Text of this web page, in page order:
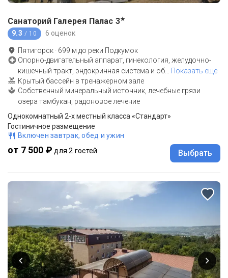
Санаторий Галерея Палас 3★
9.3 / 10 6 оценок
Пятигорск · 699 м до реки Подкумок
Опорно-двигательный аппарат, гинекология, желудочно-
кишечный тракт, эндокринная система и об
Показать еще
Крытый бассейн в тренажерном зале
Собственный минеральный источник, лечебные грязи
озера тамбукан, радоновое лечение
Однокомнатный 2-х местный класса «Стандарт»
Гостиничное размещение
Включен завтрак, обед и ужин
от 7 500 ₽ для 2 гостей Выбрать